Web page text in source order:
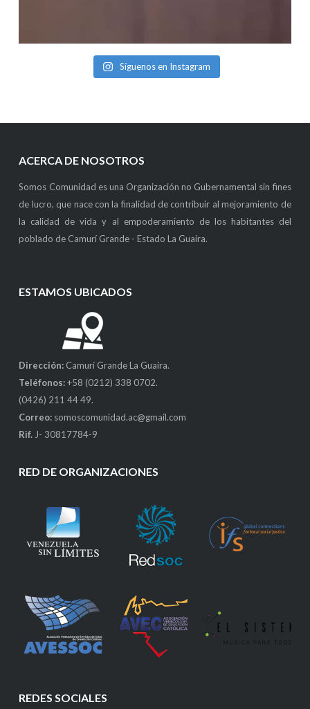
Síguenos en Instagram
ACERCA DE NOSOTROS
Somos Comunidad es una Organización no Gubernamental sin fines
de lucro, que nace con la finalidad de contribuir al mejoramiento de
la calidad de vida y al empoderamiento de los habitantes del
poblado de Camurí Grande - Estado La Guaira.
ESTAMOS UBICADOS
Dirección: Camurí Grande La Guaira.
Teléfonos:+58 (0212) 338 0702.
(0426) 211 44 49.
Correo: somoscomunidad.ac@gmail.com
Rif. J- 30817784-9
RED DE ORGANIZACIONES
REDES SOCIALES